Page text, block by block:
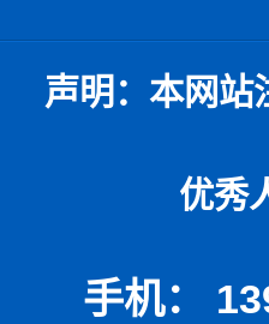
声明：本网站
优秀人才
手机：